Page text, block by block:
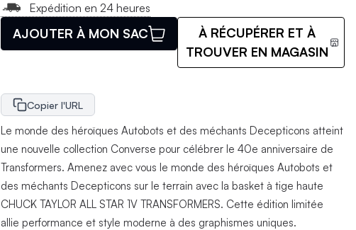
Expédition en 24 heures
AJOUTER À MON SAC
À RÉCUPÉRER ET À
TROUVER EN MAGASIN
Copier l'URL
Le monde des héroïques Autobots et des méchants Decepticons atteint
une nouvelle collection Converse pour célébrer le 40e anniversaire de
Transformers. Amenez avec vous le monde des héroïques Autobots et
des méchants Decepticons sur le terrain avec la basket à tige haute
CHUCK TAYLOR ALL STAR 1V TRANSFORMERS. Cette édition limitée
allie performance et style moderne à des graphismes uniques.